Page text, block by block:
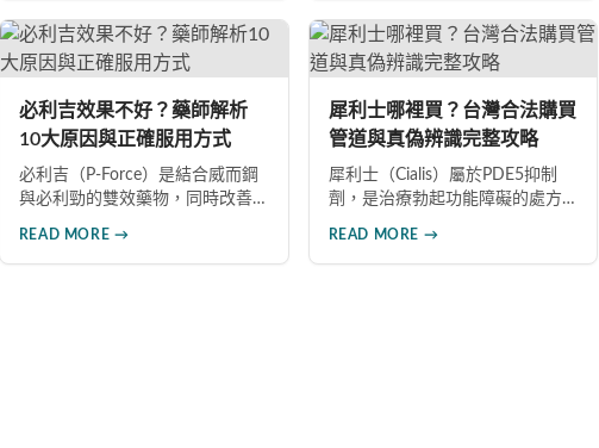
因，並介紹三種安全可靠的購藥
管道：官方授權線上藥局、海外
代購服務、品牌官網直購，幫助
消費者安心取得正品印度犀利
士。
析，幫助您安全有效地改善勃起
功能障礙。
必利吉效果不好？藥師解析
10大原因與正確服用方式
必利吉（P-Force）是結合威而鋼
與必利勁的雙效藥物，同時改善
飲食搭配、心理因素等10大常見
READ MORE →
犀利士哪裡買？台灣合法購買
管道與真偽辨識完整攻略
犀利士（Cialis）屬於PDE5抑制
劑，是治療勃起功能障礙的處方
體藥局與線上藥局的選擇要點，
READ MORE →